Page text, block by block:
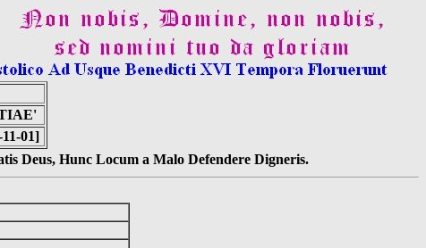
01]
Deus, Hunc Locum a Malo Defendere Digneris.